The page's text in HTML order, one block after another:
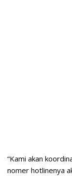
“Kami akan
nomer hotlinenya